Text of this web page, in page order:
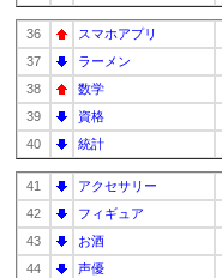
36 スマホアプリ
37
ラーメン
38
数学
39
資格
40
統計
41 アクセサリー
42
フィギュア
43
お酒
44
声優